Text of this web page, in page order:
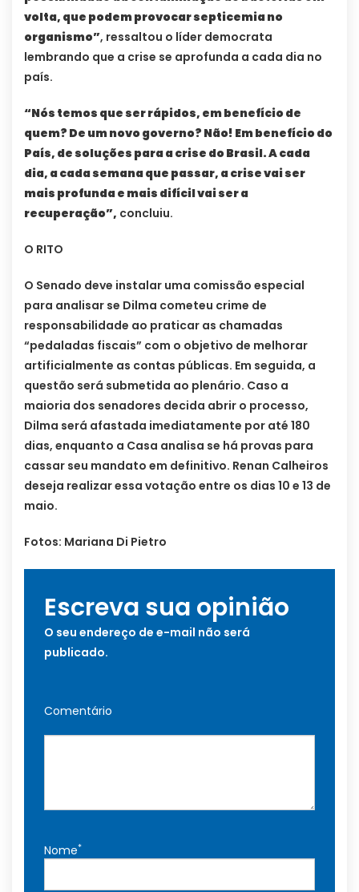
volta, que podem provocar septicemia no
organismo”, ressaltou o líder democrata
lembrando que a crise se aprofunda a cada dia no
país.
“Nós temos que ser rápidos, em benefício de
quem? De um novo governo? Não! Em benefício do
País, de soluções para a crise do Brasil. A cada
dia, a cada semana que passar, a crise vai ser
mais profunda e mais difícil vai ser a
recuperação”, concluiu.
O RITO
O Senado deve instalar uma comissão especial
para analisar se Dilma cometeu crime de
responsabilidade ao praticar as chamadas
“pedaladas fiscais” com o objetivo de melhorar
artificialmente as contas públicas. Em seguida, a
questão será submetida ao plenário. Caso a
maioria dos senadores decida abrir o processo,
Dilma será afastada imediatamente por até 180
dias, enquanto a Casa analisa se há provas para
cassar seu mandato em definitivo. Renan Calheiros
deseja realizar essa votação entre os dias 10 e 13 de
maio.
Fotos: Mariana Di Pietro
Escreva sua opinião
O seu endereço de e-mail não será
publicado.
Comentário
Nome*